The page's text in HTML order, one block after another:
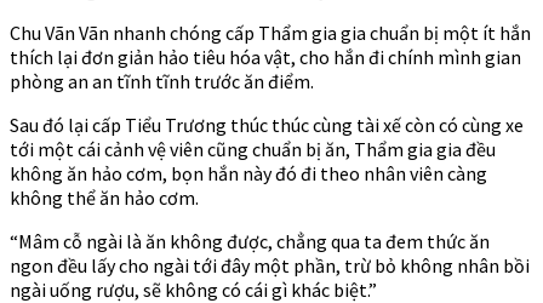
Chu Vãn Vãn nhanh chóng cấp Thẩm gia gia chuẩn bị một ít hắn
thích lại đơn giản hảo tiêu hóa vật, cho hắn đi chính mình gian
phòng an an tĩnh tĩnh trước ăn điểm.
Sau đó lại cấp Tiểu Trương thúc thúc cùng tài xế còn có cùng xe
tới một cái cảnh vệ viên cũng chuẩn bị ăn, Thẩm gia gia đều
không ăn hảo cơm, bọn hắn này đó đi theo nhân viên càng
không thể ăn hảo cơm.
“Mâm cỗ ngài là ăn không được, chẳng qua ta đem thức ăn
ngon đều lấy cho ngài tới đây một phần, trừ bỏ không nhân bồi
ngài uống rượu, sẽ không có cái gì khác biệt.”